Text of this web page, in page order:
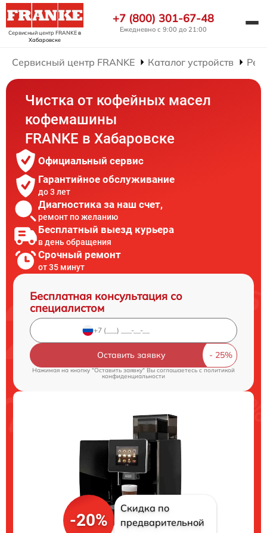
Сервисный центр FRANKEв
Хабаровске
+7 (800) 301-67-48
Ежедневно с 9:00 до 21:00
Сервисный центр FRANKE Каталог устройств
Чистка от кофейных масел
кофемашины
FRANKE в Хабаровске
Официальный сервис
Гарантийное обслуживание
до 3 лет
Диагностика за наш счет,
ремонт по желанию
Бесплатный выезд курьера
в день обращения
Срочный ремонт
от 35 минут
Бесплатная консультация со
специалистом
Оставить заявку
Нажимая на кнопку "Оставить заявку" Вы соглашаетесь cполитикой
конфиденциальности
-20%
Скидка по
предварительной